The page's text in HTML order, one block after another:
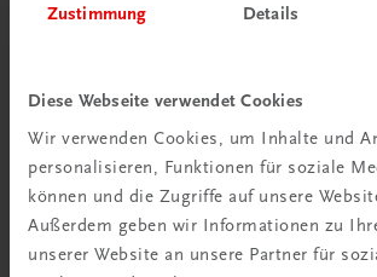
Zustimmung Details
Diese Webseite verwendet Cookies
Wir verwenden Cookies, um Inhalte und
personalisieren, Funktionen für soziale
können und die Zugriffe auf unsere
Außerdem geben wir Informationen zu
unserer Website an unsere Partner für